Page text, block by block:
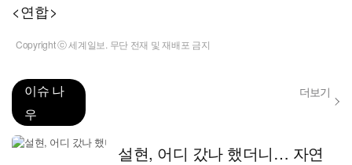
<연합>
Copyright ⓒ 세계일보. 무단 전재 및 재배포 금지
이슈 나
우
더보기
설현, 어디 갔나 했더니… 자연